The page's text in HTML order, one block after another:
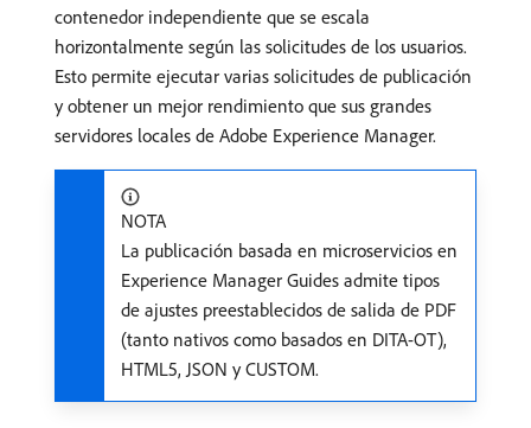
contenedor independiente que se escala
horizontalmente según las solicitudes de los usuarios.
Esto permite ejecutar varias solicitudes de publicación
y obtener un mejor rendimiento que sus grandes
servidores locales de Adobe Experience Manager.
NOTA
La publicación basada en microservicios en
Experience Manager Guides admite tipos
de ajustes preestablecidos de salida de PDF
(tanto nativos como basados en DITA-OT),
HTML5, JSON y CUSTOM.